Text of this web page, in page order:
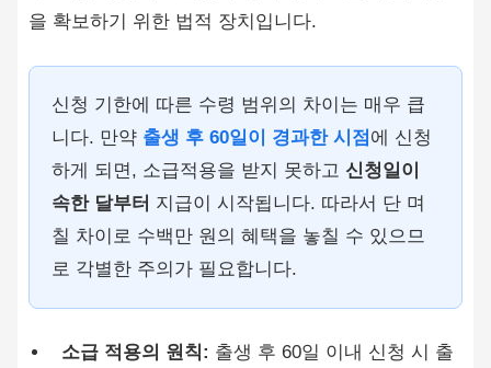
을 확보하기 위한 법적 장치입니다.
신청 기한에 따른 수령 범위의 차이는 매우 큽
니다. 만약 출생 후 60일이 경과한 시점 에 신청
하게 되면, 소급적용을 받지 못하고 신청일이
속한 달부터 지급이 시작됩니다. 따라서 단 며
칠 차이로 수백만 원의 혜택을 놓칠 수 있으므
로 각별한 주의가 필요합니다.
소급 적용의 원칙: 출생 후 60일 이내 신청 시 출